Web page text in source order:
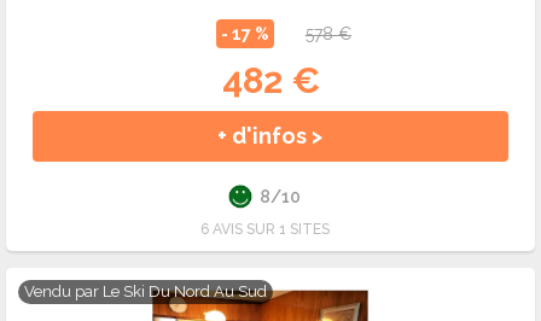
- 17 % 578 €
482 €
+ d'infos >
8/10
6 AVIS SUR 1 SITES
Vendu par Le Ski Du Nord Au Sud